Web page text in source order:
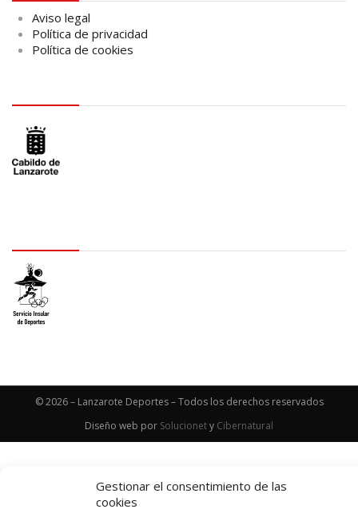
Gestionar el consentimiento de las
cookies
Aviso legal
Política de privacidad
Política de cookies
© 2026 – Lanzarote Deportes – Todos los derechos reservados
Diseño web por Solucionety Cibernatural